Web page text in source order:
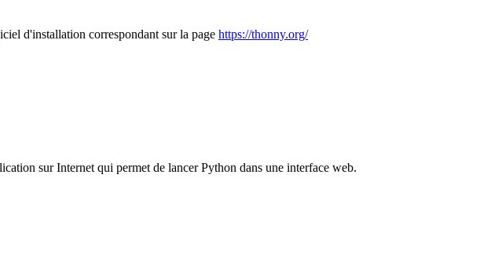
d'installation correspondant sur la page https://thonny.org/
sur Internet qui permet de lancer Python dans une interface web.